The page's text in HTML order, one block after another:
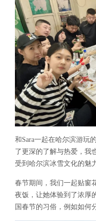
和Sara一起在哈尔滨游玩
了更深的了解与热爱，我
受到哈尔滨冰雪文化的魅
春节期间，我们一起贴窗
夜饭，让她体验到了浓厚
国春节的习俗，例如如何